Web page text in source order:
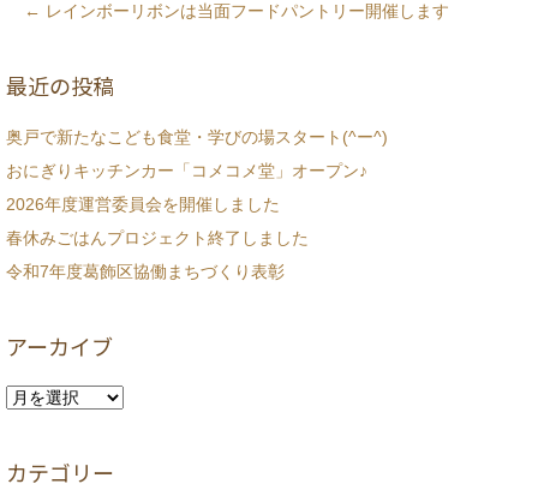
← レインボーリボンは当面フードパントリー開催します
最近の投稿
奥戸で新たなこども食堂・学びの場スタート(^ー^)
おにぎりキッチンカー「コメコメ堂」オープン♪
2026年度運営委員会を開催しました
春休みごはんプロジェクト終了しました
令和7年度葛飾区協働まちづくり表彰
アーカイブ
ア
イ
カテゴリー